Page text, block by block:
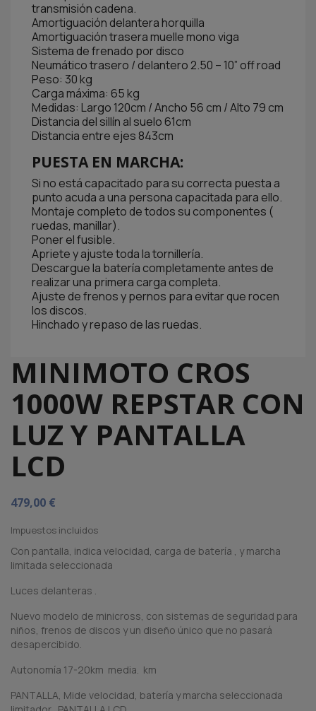
transmisión cadena.
Amortiguación delantera horquilla
Amortiguación trasera muelle mono viga
Sistema de frenado por disco
Neumático trasero / delantero 2.50 – 10” off road
Peso: 30 kg
Carga máxima: 65 kg
Medidas: Largo 120cm / Ancho 56 cm / Alto 79 cm
Distancia del sillín al suelo 61cm
Distancia entre ejes 843cm
PUESTA EN MARCHA:
Si no está capacitado para su correcta puesta a
punto acuda a una persona capacitada para ello.
Montaje completo de todos su componentes (
ruedas, manillar).
Poner el fusible.
Apriete y ajuste toda la tornillería.
Descargue la batería completamente antes de
realizar una primera carga completa.
Ajuste de frenos y pernos para evitar que rocen
los discos.
Hinchado y repaso de las ruedas.
MINIMOTO CROS
1000W REPSTAR CON
LUZ Y PANTALLA
LCD
479,00 €
Impuestos incluidos
Con pantalla, indica velocidad, carga de batería , y marcha
limitada seleccionada
Luces delanteras .
Nuevo modelo de minicross, con sistemas de seguridad para
niños, frenos de discos y un diseño único que no pasará
desapercibido.
Autonomía 17-20km media. km
PANTALLA, Mide velocidad, batería y marcha seleccionada